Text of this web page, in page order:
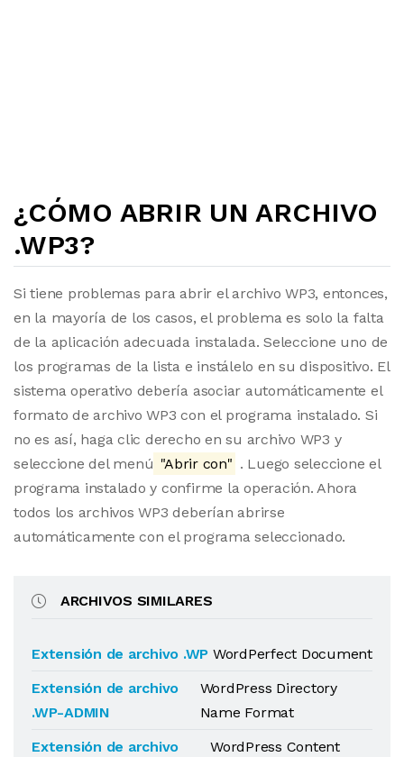
¿CÓMO ABRIR UN ARCHIVO
.WP3?
Si tiene problemas para abrir el archivo WP3, entonces,
en la mayoría de los casos, el problema es solo la falta
de la aplicación adecuada instalada. Seleccione uno de
los programas de la lista e instálelo en su dispositivo. El
sistema operativo debería asociar automáticamente el
formato de archivo WP3 con el programa instalado. Si
no es así, haga clic derecho en su archivo WP3 y
seleccione del menú "Abrir con" . Luego seleccione el
programa instalado y confirme la operación. Ahora
todos los archivos WP3 deberían abrirse
automáticamente con el programa seleccionado.
ARCHIVOS SIMILARES
Extensión de archivo .WP WordPerfect Document
Extensión de archivo
.WP-ADMIN
WordPress Directory
Name Format
Extensión de archivo
WordPress Content